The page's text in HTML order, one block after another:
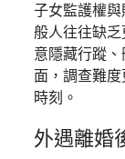
子女監護權
般人往往缺
意隱藏行蹤
面，調查難
時刻。
外遇離婚